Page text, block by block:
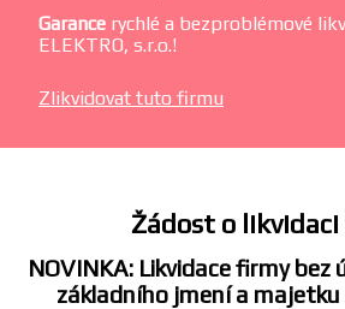
Garance rychlé a bezproblémové
ELEKTRO, s.r.o.!
Zlikvidovat tuto firmu
Žádost o
NOVINKA: Likvidace firmy
základního jmení a majetku